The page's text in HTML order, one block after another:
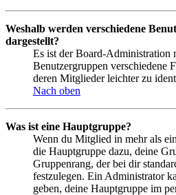
Weshalb werden verschiedene
dargestellt?
Es ist der Board-Administration
Benutzergruppen verschiedene
deren Mitglieder leichter zu
Nach oben
Was ist eine Hauptgruppe?
Wenn du Mitglied in mehr als
die Hauptgruppe dazu, deine
Gruppenrang, der bei dir
festzulegen. Ein Administrator
geben, deine Hauptgruppe im